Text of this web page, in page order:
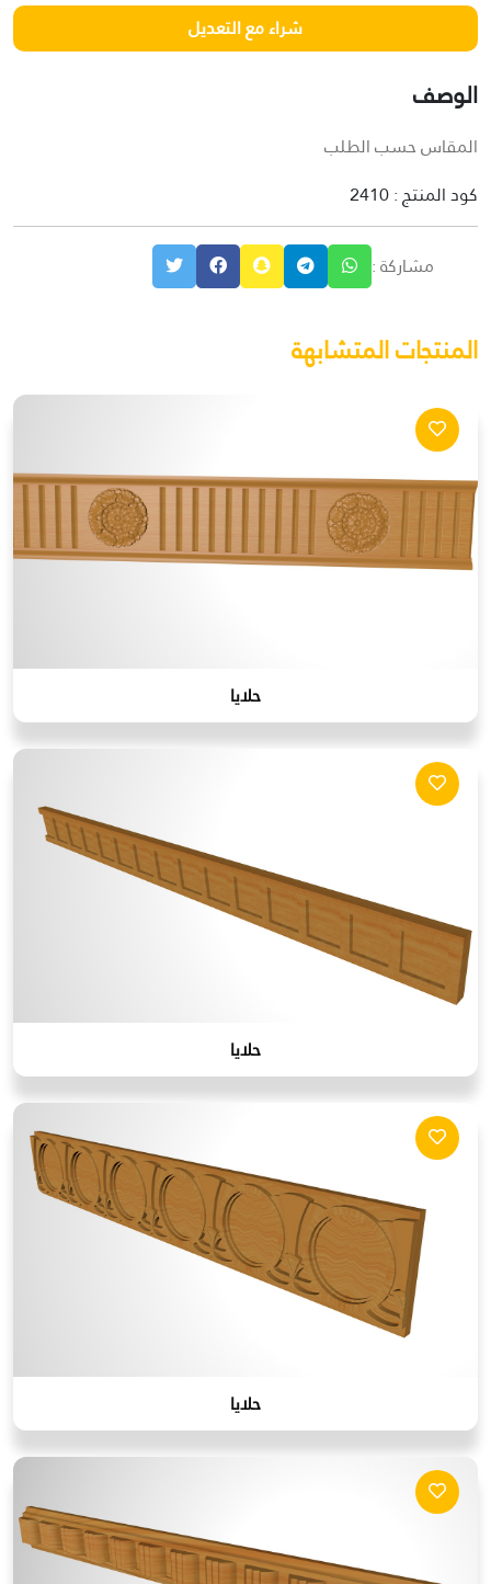
الوصف
المقاس حسب الطلب
كود المنتج : 2410
مشاركة :
المنتجات المتشابهة
حلايا
حلايا
حلايا